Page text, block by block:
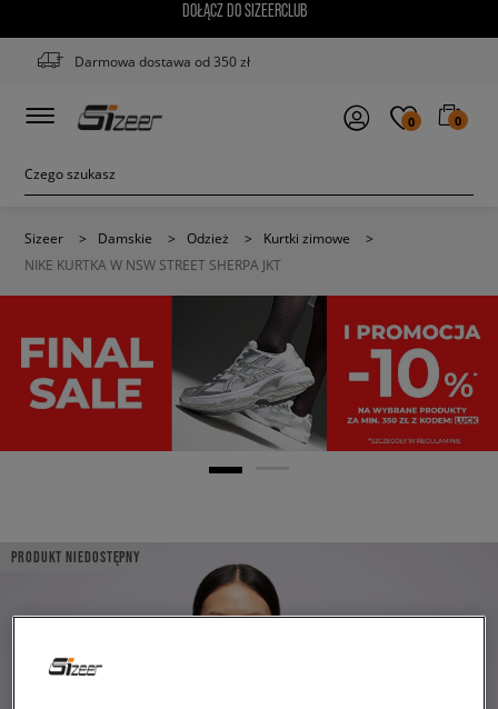
DOŁĄCZ DO SIZEERCLUB
Darmowa dostawa od 350 zł
0 0
Sizeer > Damskie > Odzież > Kurtki zimowe
>
NIKE KURTKA W NSW STREET SHERPA JKT
PRODUKT NIEDOSTĘPNY